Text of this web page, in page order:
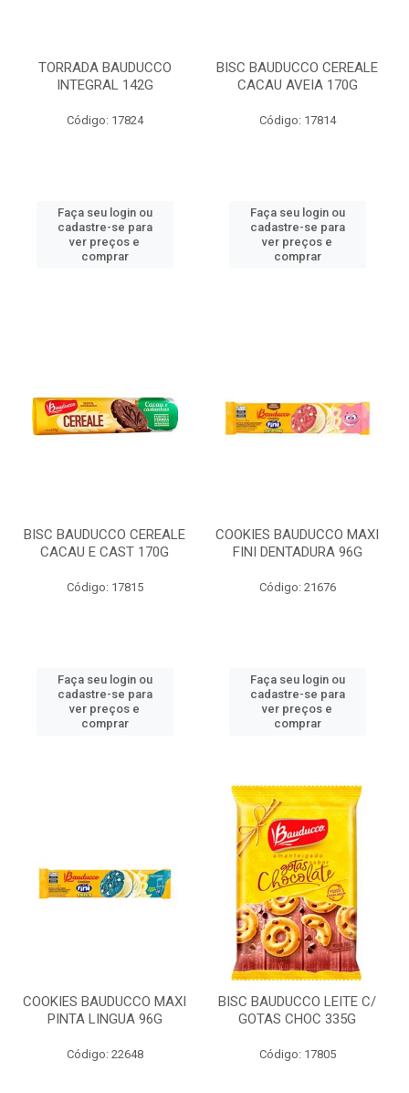
TORRADA BAUDUCCO
INTEGRAL 142G
Código: 17824
Faça seu login ou
cadastre-se para
ver preços e
comprar
BISC BAUDUCCO CEREALE
CACAU AVEIA 170G
Código: 17814
Faça seu login ou
cadastre-se para
ver preços e
comprar
BISC BAUDUCCO CEREALE
CACAU E CAST 170G
Código: 17815
Faça seu login ou
cadastre-se para
ver preços e
comprar
COOKIES BAUDUCCO MAXI
FINI DENTADURA 96G
Código: 21676
Faça seu login ou
cadastre-se para
ver preços e
comprar
COOKIES BAUDUCCO MAXI
PINTA LINGUA 96G
Código: 22648
BISC BAUDUCCO LEITE C/
GOTAS CHOC 335G
Código: 17805